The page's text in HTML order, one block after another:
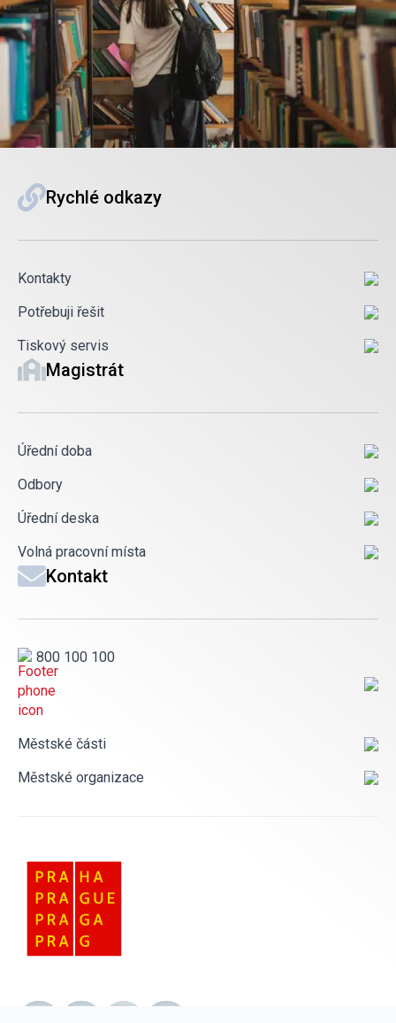
Rychlé odkazy
Kontakty
Potřebuji řešit
Tiskový servis
Magistrát
Úřední doba
Odbory
Úřední deska
Volná pracovní místa
Kontakt
800 100 100
Městské části
Městské organizace